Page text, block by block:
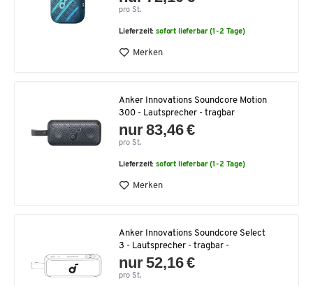
pro St.
Lieferzeit:sofort lieferbar (1-2 Tage)
Merken
Anker Innovations Soundcore Motion
300 - Lautsprecher - tragbar
nur 83,46 €
pro St.
Lieferzeit:sofort lieferbar (1-2 Tage)
Merken
Anker Innovations Soundcore Select
3 - Lautsprecher - tragbar -
nur 52,16 €
pro St.